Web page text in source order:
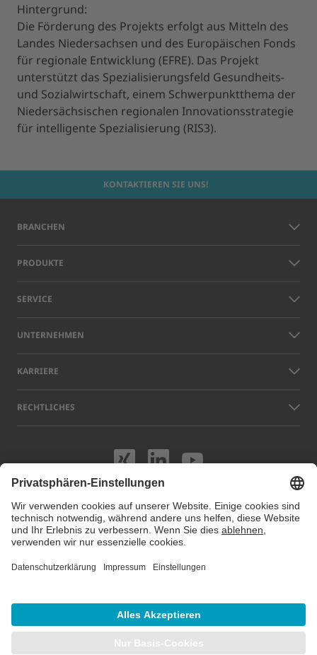
Hintergrund:
Die Förderung des Projekts erfolgt aus Mitteln des
Landes Niedersachsen und des Europäischen Fonds
für regionale Entwicklung (EFRE). Das Projekt
unterstützt das Spezialisierungsfeld Gesundheits-
und Sozialwirtschaft, einem Schwerpunktthema der
Niedersächsischen regionalen Innovationsstrategie
für intelligente Spezialisierung (RIS3).
KONTAKTIEREN SIE UNS!
BRANCHEN
PRODUKTE
SERVICE
UNTERNEHMEN
KARRIERE
RECHTLICHES
Besuchen Sie
Besuchen Sie
Besuchen
Namen anderer Unternehmen und Produkte, die auf dieser Website
gezeigt werden, können Warenzeichen oder eingetragene Marken sein,
die nicht LAP, sondern den jeweiligen Eigentümern gehören. Unsere
Einstellungenverwalten oder deaktivieren. Für weitere Informationen
© 2026 LAP GmbH Laser Applikationen
Datenschutz/Sitemap/